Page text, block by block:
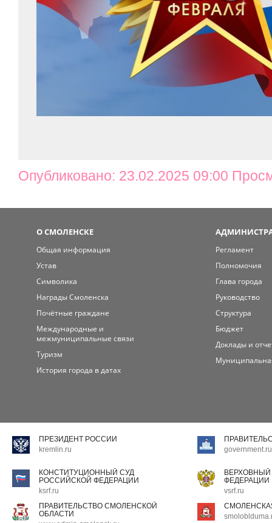
Опубликовано: 23.02.2025 09:00
О СМОЛЕНСКЕ
Общая информация
Устав
Символика
Награды Смоленска
Почётные граждане
Международные и
межмуниципальные связи
Туризм
История города в датах
Регламент
Полномочия
Глава города
Руководство
Структура
Бюджет
Доклады и
ПРЕЗИДЕНТ РОССИИ
kremlin.ru
government.ru
КОНСТИТУЦИОННЫЙ СУД
РОССИЙСКОЙ ФЕДЕРАЦИИ
ksrf.ru
ФЕДЕРАЦИИ
vsrf.ru
ПРАВИТЕЛЬСТВО СМОЛЕНСКОЙ
ОБЛАСТИ